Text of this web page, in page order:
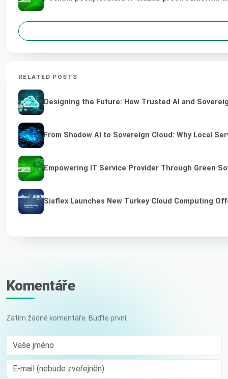
RELATED POSTS
Designing the Future: How Trusted AI and
From Shadow AI to Sovereign Cloud: Why Local
Empowering IT Service Provider Through Green
Siaflex Launches New Turkey Cloud Computing
Komentáře
Zatím žádné komentáře. Buďte první.
Vaše jméno
E-mail (nebude zveřejněn)